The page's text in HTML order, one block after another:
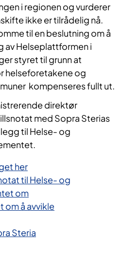
i regionen og vurderer
ikke er tilrådelig nå.
til en beslutning om å
av Helseplattformen i
styret til grunn at
helseforetakene og
kompenseres fullt ut.
direktør
med Sopra Sterias
til Helse- og
her
til Helse- og
om
å avvikle
Steria